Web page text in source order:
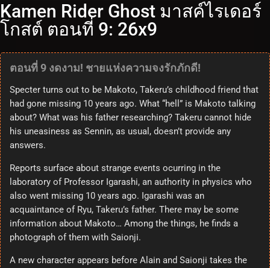
Kamen Rider Ghost มาสค์ไรเดอร์
โกสต์ ตอนที่ 9: 26x9
ตอนที่ 9 งดงาม! ชายแห่งความจงรักภักดี!
Specter turns out to be Makoto, Takeru’s childhood friend that
had gone missing 10 years ago. What “hell” is Makoto talking
about? What was his father researching? Takeru cannot hide
his uneasiness as Sennin, as usual, doesn’t provide any
answers.
Reports surface about strange events ocurring in the
laboratory of Professor Igarashi, an authority in physics who
also went missing 10 years ago. Igarashi was an
acquaintance of Ryu, Takeru’s father. There may be some
information about Makoto… Among the things, he finds a
photograph of them with Saionji.
A new character appears before Alain and Saionji takes the